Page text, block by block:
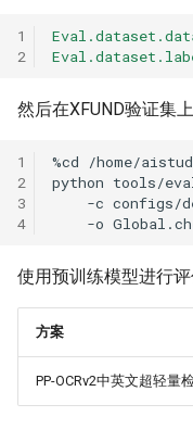
1
2
然后在XFUND验证集
1
2
3
4
%cd
python tools/
-c configs/
-o
使用预训练模型进行
方案
PP-OCRv2中英文超轻量